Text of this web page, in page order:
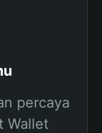
percaya
Wallet